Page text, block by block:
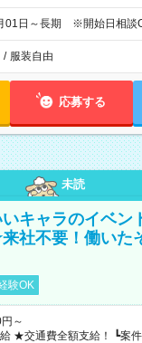
01日～長期 ※開始日相談
/ 服装自由
応募する
未読
キャラのイベン
社不要！働いた
験OK
～
り ★日払